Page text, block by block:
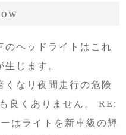
のヘッドライトはこれ
じます。
くなり夜間走行の危険
良くありません。 RE:
はライトを新車級の輝